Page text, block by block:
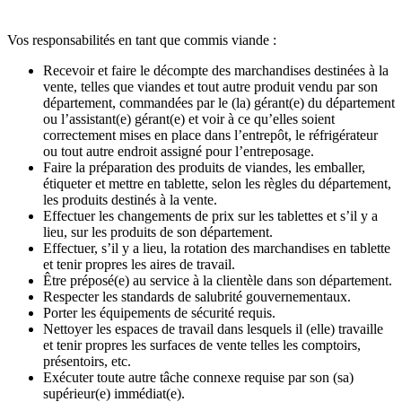
Vos responsabilités en tant que commis viande :
Recevoir et faire le décompte des marchandises destinées à la
vente, telles que viandes et tout autre produit vendu par son
département, commandées par le (la) gérant(e) du département
ou l’assistant(e) gérant(e) et voir à ce qu’elles soient
correctement mises en place dans l’entrepôt, le réfrigérateur
ou tout autre endroit assigné pour l’entreposage.
Faire la préparation des produits de viandes, les emballer,
étiqueter et mettre en tablette, selon les règles du département,
les produits destinés à la vente.
Effectuer les changements de prix sur les tablettes et s’il y a
lieu, sur les produits de son département.
Effectuer, s’il y a lieu, la rotation des marchandises en tablette
et tenir propres les aires de travail.
Être préposé(e) au service à la clientèle dans son département.
Respecter les standards de salubrité gouvernementaux.
Porter les équipements de sécurité requis.
Nettoyer les espaces de travail dans lesquels il (elle) travaille
et tenir propres les surfaces de vente telles les comptoirs,
présentoirs, etc.
Exécuter toute autre tâche connexe requise par son (sa)
supérieur(e) immédiat(e).